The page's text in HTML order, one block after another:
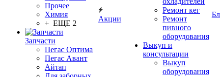
Прочее
Химия
+ ЕЩЕ 2
Запчасти
Пегас Оптима
Пегас Авант
Айтап
Акции
Ремонт кег
Ремонт
пивного
оборудования
Выкуп и
консультации
Выкуп
оборудования